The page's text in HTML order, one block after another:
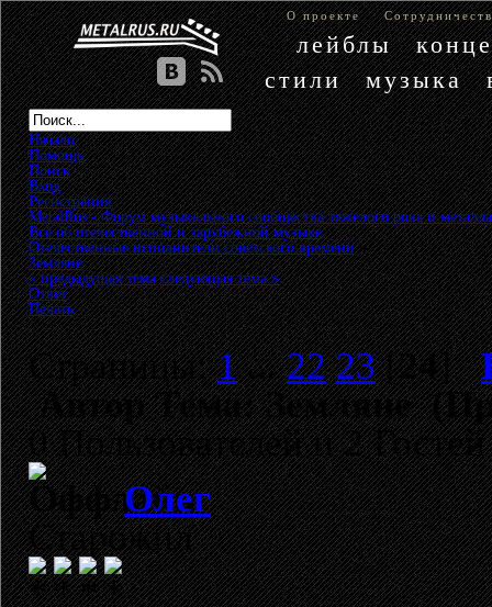
О проекте
лейблы
стили
музыка
Начало
Помощь
Поиск
Вход
Регистрация
MetalRus - Форум музыкального сообщества тяжелого рока и металла
Всё об отечественной и зарубежной музыке»
Отечественные исполнители советского времени»
Земляне
« предыдущая тема следующая тема »
Ответ
Печать
Страницы:1 ...22 23[24]
АвторТема: Земляне
0 Пользователей и 2
Олег
Старожил